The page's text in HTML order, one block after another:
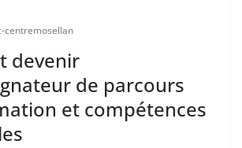
centremosellan
devenir
de parcours
et compétences